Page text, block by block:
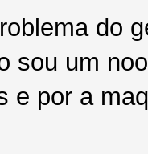
do
sou um
e por a